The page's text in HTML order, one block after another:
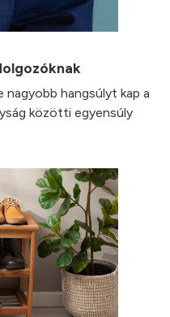
nagyobb hangsúlyt kap a
közötti egyensúly